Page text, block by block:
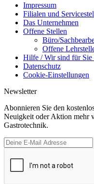
Impressum
Filialen und
Das Unternehmen
Offene Stellen
Büro/
Offene
Hilfe / Wir sind für Sie
Datenschutz
Cookie-Einstellungen
Newsletter
Abonnieren Sie den
Neuigkeit oder Aktion mehr
Gastrotechnik.